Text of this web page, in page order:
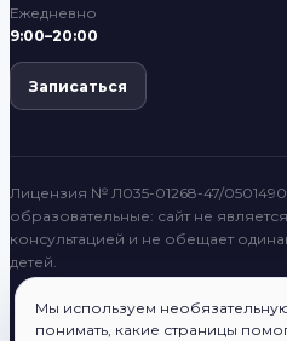
Мы используем
понимать, какие страницы
Ежедневно
9:00–20:00
Записаться
Лицензия № Л035-01268-47/
образовательные: сайт не
консультацией и не обещает
детей.